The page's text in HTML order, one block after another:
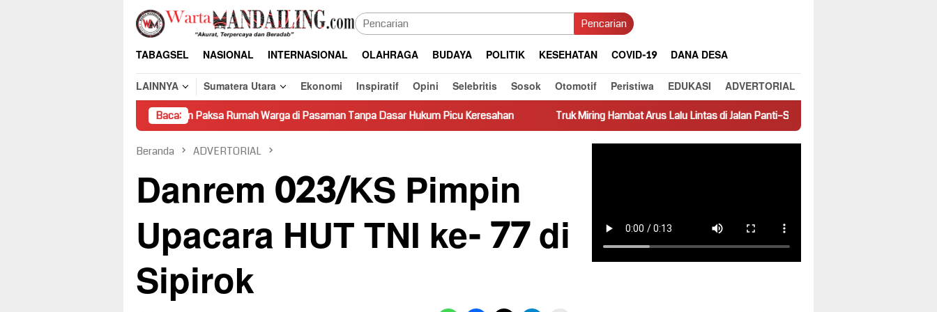
Loncat
konten
Pencarian
TABAGSEL NASIONAL INTERNASIONAL OLAHRAGA BUDAYA POLITIK KESEHATAN COVID-19
DANA DESA
LAINNYA
Sumatera Utara Ekonomi Inspiratif Opini Selebritis Sosok Otomotif Peristiwa EDUKASI ADVERTORIAL
Baca:
Pembongkaran Paksa Rumah Warga di Pasaman Tanpa Dasar Hukum Picu Keresahan Truk Miring Hambat Arus Lalu Lintas di Jalan Panti–Simpang Empat
Beranda ADVERTORIAL
Danrem 023/KS Pimpin
Upacara HUT TNI ke- 77 di
Sipirok